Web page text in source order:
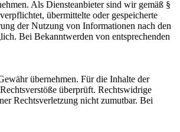
Als Diensteanbieter sind wir gemäß §
übermittelte oder gespeicherte
der Nutzung von Informationen nach den
Bei Bekanntwerden von entsprechenden
übernehmen. Für die Inhalte der
überprüft. Rechtswidrige
Rechtsverletzung nicht zumutbar. Bei